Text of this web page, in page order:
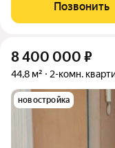
сдавалась в аренду.
Позвонить
8 400 000 ₽
44,8 м² 2-комн.
новостройка